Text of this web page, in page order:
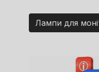
Лампи для